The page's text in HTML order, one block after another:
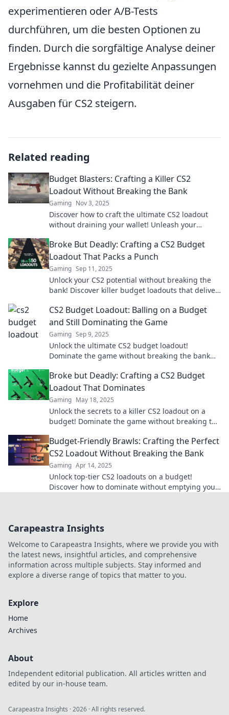
experimentieren oder A/B-Tests
durchführen, um die besten Optionen zu
finden. Durch die sorgfältige Analyse deiner
Ergebnisse kannst du gezielte Anpassungen
vornehmen und die Profitabilität deiner
Ausgaben für CS2 steigern.
Related reading
Budget Blasters: Crafting a Killer CS2
Loadout Without Breaking the Bank
Gaming Nov 3, 2025
Discover how to craft the ultimate CS2 loadout
without draining your wallet! Unleash your
Broke But Deadly: Crafting a CS2 Budget
Loadout That Packs a Punch
Gaming Sep 11, 2025
Unlock your CS2 potential without breaking the
bank! Discover killer budget loadouts that deliver
CS2 Budget Loadout: Balling on a Budget
and Still Dominating the Game
Gaming Sep 9, 2025
Unlock the ultimate CS2 budget loadout!
Dominate the game without breaking the bank
Broke but Deadly: Crafting a CS2 Budget
Loadout That Dominates
Gaming May 18, 2025
Unlock the secrets to a killer CS2 loadout on a
budget! Dominate the game without breaking the
Budget-Friendly Brawls: Crafting the Perfect
CS2 Loadout Without Breaking the Bank
Gaming Apr 14, 2025
Unlock top-tier CS2 loadouts on a budget!
Discover how to dominate without emptying your
Carapeastra Insights
Welcome to Carapeastra Insights, where we provide you with
the latest news, insightful articles, and comprehensive
information across multiple subjects. Stay informed and
explore a diverse range of topics that matter to you.
Explore
Home
Archives
About
Independent editorial publication. All articles written and
edited by our in-house team.
Carapeastra Insights ·2026 · All rights reserved.